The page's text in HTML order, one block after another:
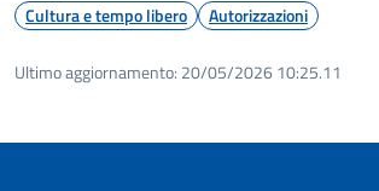
Cultura e tempo libero Autorizzazioni
Ultimo aggiornamento: 20/05/2026 10:25.11